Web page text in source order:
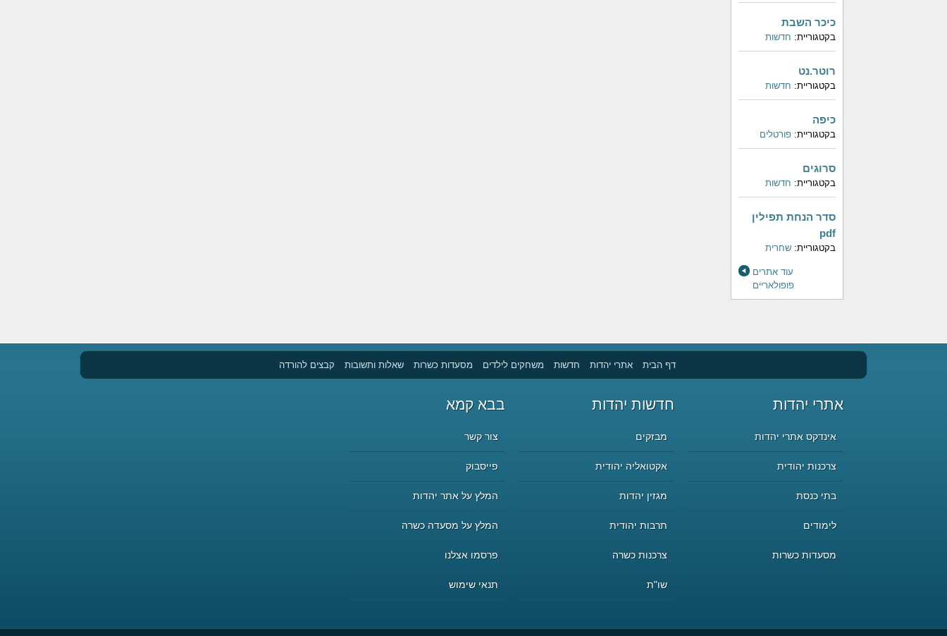
כיכר השבת
בקטגוריית: חדשות
רוטר.נט
בקטגוריית: חדשות
כיפה
בקטגוריית: פורטלים
סרוגים
בקטגוריית: חדשות
סדר הנחת תפילין
pdf
בקטגוריית: שחרית
עוד אתרים
פופולאריים
דף הבית אתרי יהדות חדשות משחקים לילדים מסעדות כשרות שאלות ותשובות קבצים להורדה
אתרי יהדות
אינדקס אתרי יהדות
צרכנות יהודית
בתי כנסת
לימודים
מסעדות כשרות
חדשות יהדות
מבזקים
אקטואליה יהודית
מגזין יהדות
תרבות יהודית
צרכנות כשרה
שו"ת
בבא קמא
צור קשר
פייסבוק
המלץ על אתר יהדות
המלץ על מסעדה כשרה
פרסמו אצלנו
תנאי שימוש